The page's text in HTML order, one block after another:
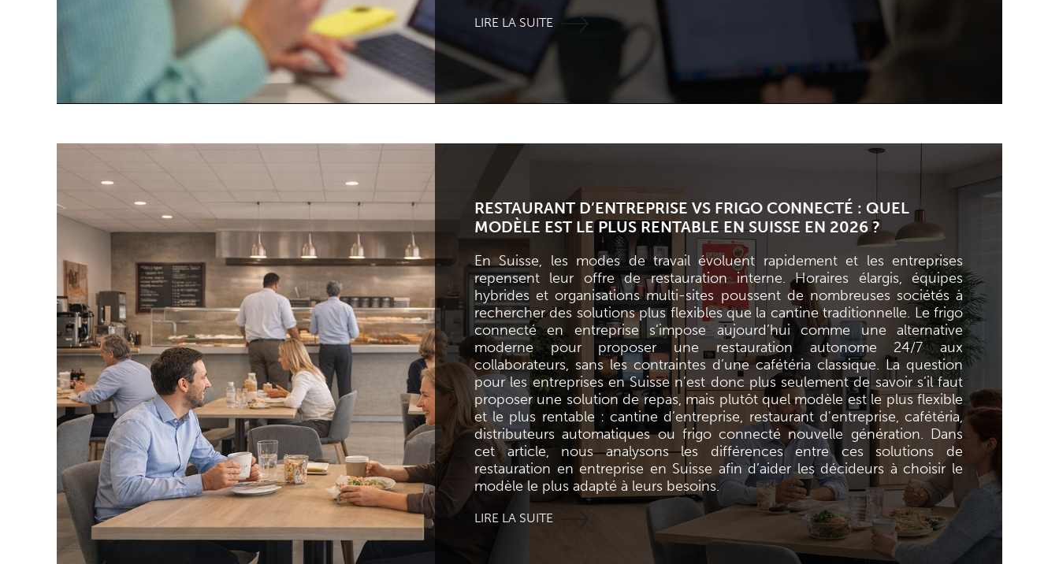
LIRE LA SUITE
RESTAURANT D’ENTREPRISE VS FRIGO CONNECTÉ : QUEL
MODÈLE EST LE PLUS RENTABLE EN SUISSE EN 2026 ?
En Suisse, les modes de travail évoluent rapidement et les entreprises
repensent leur offre de restauration interne. Horaires élargis, équipes
hybrides et organisations multi-sites poussent de nombreuses sociétés à
rechercher des solutions plus flexibles que la cantine traditionnelle. Le frigo
connecté en entreprise s’impose aujourd’hui comme une alternative
moderne pour proposer une restauration autonome 24/7 aux
collaborateurs, sans les contraintes d’une cafétéria classique. La question
pour les entreprises en Suisse n’est donc plus seulement de savoir s’il faut
proposer une solution de repas, mais plutôt quel modèle est le plus flexible
et le plus rentable : cantine d’entreprise, restaurant d'entreprise, cafétéria,
distributeurs automatiques ou frigo connecté nouvelle génération. Dans
cet article, nous analysons les différences entre ces solutions de
restauration en entreprise en Suisse afin d’aider les décideurs à choisir le
modèle le plus adapté à leurs besoins.
LIRE LA SUITE